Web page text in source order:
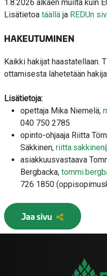
1.8.2026 alkaen muilta kuin
Lisätietoa täällä ja REDUn
HAKEUTUMINEN
Kaikki hakijat haastatellaan.
ottamisesta lähetetään
Lisätietoja:
opettaja Mika Niemelä,
040 750 2785
opinto-ohjaaja Riitta
Säkkinen,
asiakkuusvastaava
Bergbacka,
726 1850
Jaa sivu